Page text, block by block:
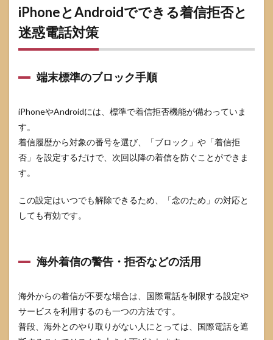
iPhoneとAndroidでできる着信拒否と
迷惑電話対策
端末標準のブロック手順
iPhoneやAndroidには、標準で着信拒否機能が備わっていま
す。
着信履歴から対象の番号を選び、「ブロック」や「着信拒
否」を設定するだけで、次回以降の着信を防ぐことができま
す。
この設定はいつでも解除できるため、「念のため」の対応と
しても有効です。
海外着信の警告・拒否などの活用
海外からの着信が不要な場合は、国際電話を制限する設定や
サービスを利用するのも一つの方法です。
普段、海外とのやり取りがない人にとっては、国際電話を遮